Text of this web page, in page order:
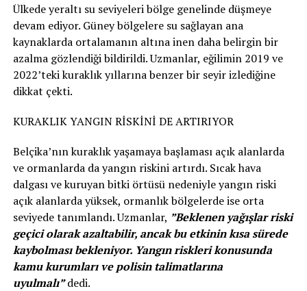
Ülkede yeraltı su seviyeleri bölge genelinde düşmeye
devam ediyor. Güney bölgelere su sağlayan ana
kaynaklarda ortalamanın altına inen daha belirgin bir
azalma gözlendiği bildirildi. Uzmanlar, eğilimin 2019 ve
2022’teki kuraklık yıllarına benzer bir seyir izlediğine
dikkat çekti.
KURAKLIK YANGIN RİSKİNİ DE ARTIRIYOR
Belçika’nın kuraklık yaşamaya başlaması açık alanlarda
ve ormanlarda da yangın riskini artırdı. Sıcak hava
dalgası ve kuruyan bitki örtüsü nedeniyle yangın riski
açık alanlarda yüksek, ormanlık bölgelerde ise orta
seviyede tanımlandı. Uzmanlar, ”Beklenen yağışlar riski
geçici olarak azaltabilir, ancak bu etkinin kısa sürede
kaybolması bekleniyor. Yangın riskleri konusunda
kamu kurumları ve polisin talimatlarına
uyulmalı”dedi.